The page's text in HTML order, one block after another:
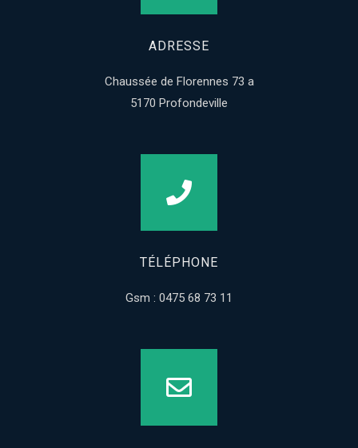
ADRESSE
Chaussée de Florennes 73 a
5170 Profondeville
TÉLÉPHONE
Gsm : 0475 68 73 11